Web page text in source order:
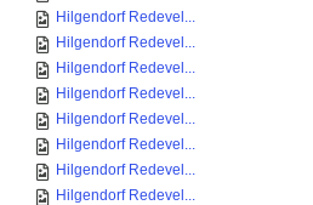
Hilgendorf Redevel...
Hilgendorf Redevel...
Hilgendorf Redevel...
Hilgendorf Redevel...
Hilgendorf Redevel...
Hilgendorf Redevel...
Hilgendorf Redevel...
Hilgendorf Redevel...